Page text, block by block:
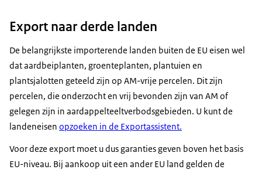
Export naar derde landen
De belangrijkste importerende landen buiten de EU eisen wel
dat aardbeiplanten, groenteplanten, plantuien en
plantsjalotten geteeld zijn op AM-vrije percelen. Dit zijn
percelen, die onderzocht en vrij bevonden zijn van AM of
gelegen zijn in aardappelteeltverbodsgebieden. U kunt de
landeneisen opzoeken in de Exportassistent.
Voor deze export moet u dus garanties geven boven het basis
EU-niveau. Bij aankoop uit een ander EU land gelden de